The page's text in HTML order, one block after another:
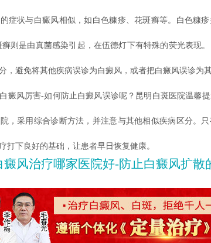
状与白癜风相似，如白色糠疹、花斑癣等。白色糠疹
则是由真菌感染引起，在伍德灯下有特殊的荧光表现
，避免将其他疾病误诊为白癜风，或者把白癜风误诊为其
风厉害-如何防止白癜风误诊呢？昆明白斑医院温馨提
，采用综合诊断方法，并注意与其他相似疾病区分。
打下良好的基础，让患者早日恢复健康。
癜风治疗哪家医院好-防止白癜风扩散